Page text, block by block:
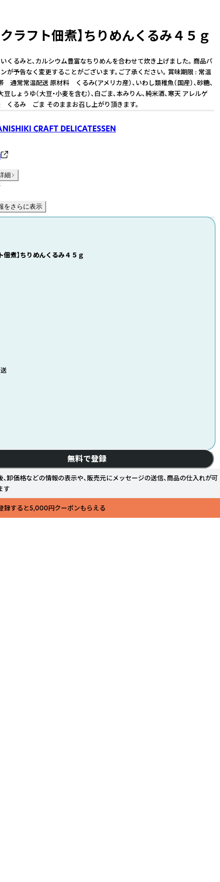
クラフト佃煮】ちりめんくるみ４５ｇ
くるみと、カルシウム豊富なちりめんを合わせて炊き上げました。 商品パ
が予告なく変更することがございます。ご了承ください。 賞味期限 : 常温
通常常温配送 原材料 くるみ(アメリカ産）、いわし類稚魚（国産）、砂糖、
しょうゆ（大豆・小麦を含む）、白ごま、本みりん、純米酒、寒天 アレルゲ
るみ ごま そのままお召し上がり頂きます。
CRAFT DELICATESSEN
細
をさらに表示
佃煮】ちりめんくるみ４５ｇ
無料で登録
、卸価格などの情報の表示や、販売元にメッセージの送信、商品の仕入れが可
す
登録すると5,000円クーポンもらえる